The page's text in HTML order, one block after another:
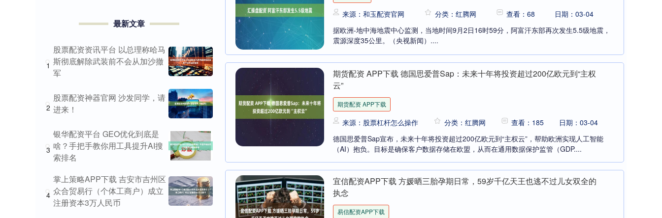
来源：和玉配资官网 分类：红腾网 查看：68
日期：03-04
据欧洲-地中海地震中心监测，当地时间9月2日16时59分，阿富汗东部再次发生5.5级地震，
震源深度35公里。（央视新闻）....
期货配资 APP下载 德国思爱普Sap：未来十年将投资超过200亿欧元到“主权
云”
期货配资 APP下载
来源：股票杠杆怎么操作 分类：红腾网 查看：185
日期：03-04
德国思爱普Sap宣布，未来十年将投资超过200亿欧元到“主权云”，帮助欧洲实现人工智能
（AI）抱负。目标是确保客户数据存储在欧盟，从而在通用数据保护监管（GDP....
宜信配资APP下载 方媛晒三胎孕期日常，59岁千亿天王也逃不过儿女双全的
执念
易信配资APP下载
最新文章
1
股票配资资讯平台 以总理称哈马
斯彻底解除武装前不会从加沙撤
军
2
股票配资神器官网 沙发同学，请
进来！
3
银华配资平台 GEO优化到底是
啥？手把手教你用工具提升AI搜
索排名
4
掌上策略APP下载 吉安市吉州区
众合贸易行（个体工商户）成立
注册资本3万人民币